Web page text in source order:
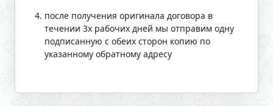
после получения оригинала договора в
течении 3х рабочих дней мы отправим одну
подписанную с обеих сторон копию по
указанному обратному адресу